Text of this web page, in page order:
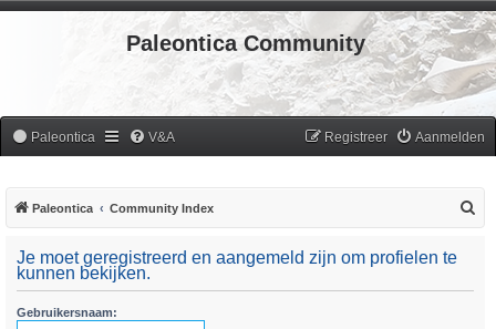
Paleontica Community
Paleontica V&A Aanmelden
Registreer
Paleontica Community Index
Je moet geregistreerd en aangemeld zijn om profielen te
kunnen bekijken.
Gebruikersnaam: